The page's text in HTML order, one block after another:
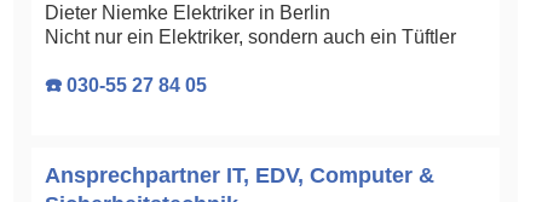
Dieter Niemke Elektriker in Berlin
Nicht nur ein Elektriker, sondern auch ein Tüftler
☎️ 030-55 27 84 05
Ansprechpartner IT, EDV, Computer &